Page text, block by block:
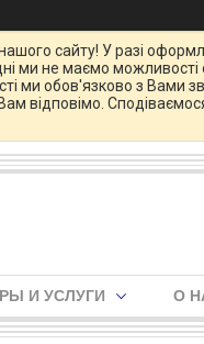
нашого сайту! У разі
ми не маємо можливості
ми обов'язково з
відповімо.
И УСЛУГИ О